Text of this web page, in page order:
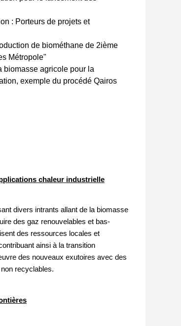
: Porteurs de projets et
de biométhane de 2ième
Métropole"
biomasse agricole pour la
exemple du procédé Qairos
chaleur industrielle
divers intrants allant de la biomasse
des gaz renouvelables et bas-
des ressources locales et
ainsi à la transition
des nouveaux exutoires avec des
recyclables.